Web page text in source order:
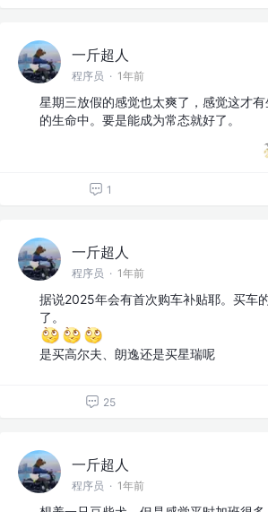
一斤超人
程序员 · 1年前
星期三放假的感觉也太爽了，感觉这才
的生命中。要是能成为常态就好了。
1
一斤超人
程序员 · 1年前
据说2025年会有首次购车补贴耶。买车
了。
是买高尔夫、朗逸还是买星瑞呢
25
一斤超人
程序员 · 1年前